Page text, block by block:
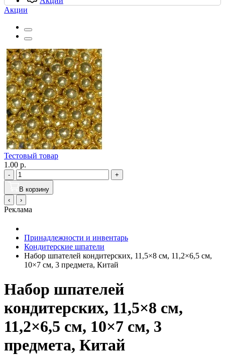
Акции
Тестовый товар
1.00 р.
-
+
В корзину
‹
›
Реклама
Принадлежности и инвентарь
Кондитерские шпатели
Набор шпателей кондитерских, 11,5×8 см, 11,2×6,5 см,
10×7 см, 3 предмета, Китай
Набор шпателей
кондитерских, 11,5×8 см,
11,2×6,5 см, 10×7 см, 3
предмета, Китай